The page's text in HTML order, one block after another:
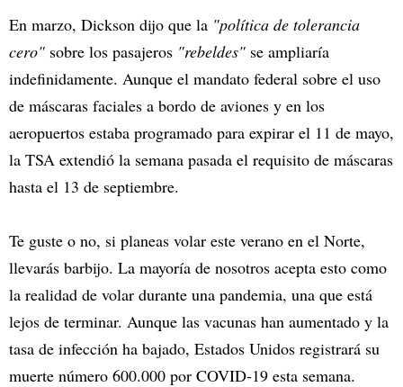
En marzo, Dickson dijo que la "política de tolerancia
cero" sobre los pasajeros "rebeldes" se ampliaría
indefinidamente. Aunque el mandato federal sobre el uso
de máscaras faciales a bordo de aviones y en los
aeropuertos estaba programado para expirar el 11 de mayo,
la TSA extendió la semana pasada el requisito de máscaras
hasta el 13 de septiembre.
Te guste o no, si planeas volar este verano en el Norte,
llevarás barbijo. La mayoría de nosotros acepta esto como
la realidad de volar durante una pandemia, una que está
lejos de terminar. Aunque las vacunas han aumentado y la
tasa de infección ha bajado, Estados Unidos registrará su
muerte número 600.000 por COVID-19 esta semana.